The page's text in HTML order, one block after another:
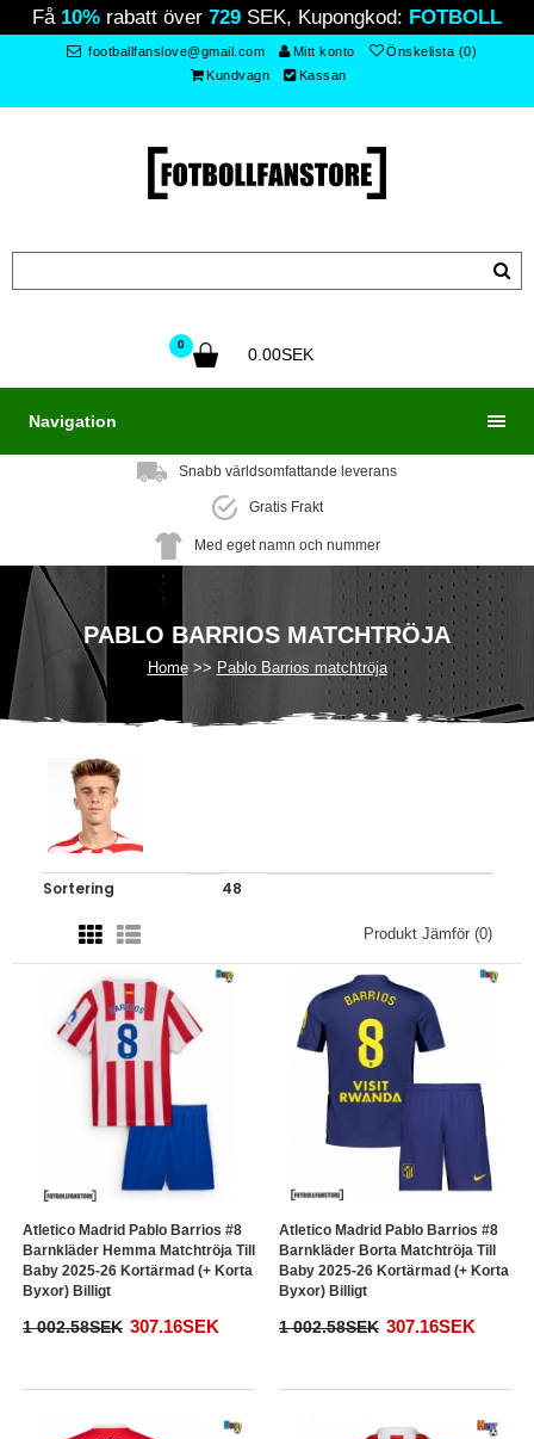
Få 10% rabatt över 729 SEK, Kupongkod: FOTBOLL
footballfanslove@gmail.com Mitt konto
Önskelista (0)
Kundvagn
Kassan
0
0.00SEK
Navigation
Snabb världsomfattande leverans
Gratis Frakt
Med eget namn och nummer
PABLO BARRIOS MATCHTRÖJA
Home Pablo Barrios matchtröja
Produkt Jämför (0)
Atletico Madrid Pablo Barrios #8
Barnkläder Hemma Matchtröja Till
Baby 2025-26 Kortärmad (+ Korta
Byxor) Billigt
1 002.58SEK 307.16SEK
Atletico Madrid Pablo Barrios #8
Barnkläder Borta Matchtröja Till
Baby 2025-26 Kortärmad (+ Korta
Byxor) Billigt
1 002.58SEK 307.16SEK